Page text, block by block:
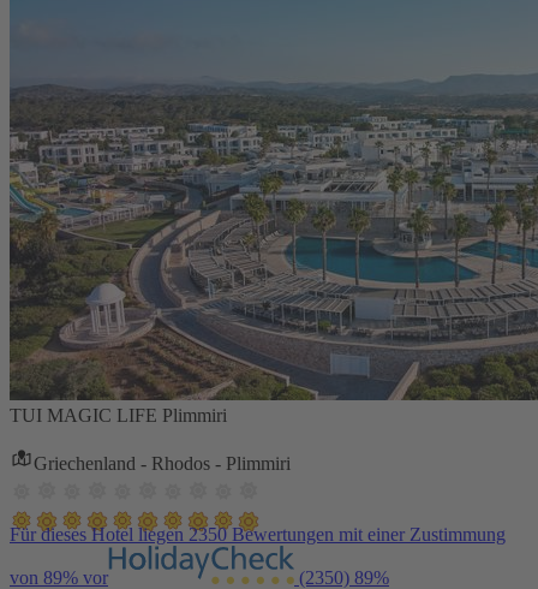
TUI MAGIC LIFE Plimmiri
Griechenland - Rhodos - Plimmiri
Für dieses Hotel liegen 2350 Bewertungen mit einer Zustimmung
von 89% vor (2350) 89%